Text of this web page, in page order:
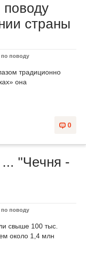
страны
поводу
традиционно
она
0
"Чечня -
поводу
свыше 100 тыс.
около 1,4 млн